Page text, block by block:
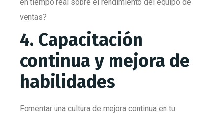
en tiempo real sobre el rendimiento del equipo de
ventas?
4. Capacitación
continua y mejora de
habilidades
Fomentar una cultura de mejora continua en tu